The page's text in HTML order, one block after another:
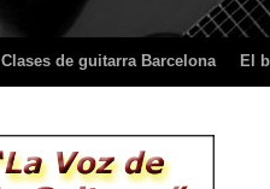
Clases de guitarra Barcelona El